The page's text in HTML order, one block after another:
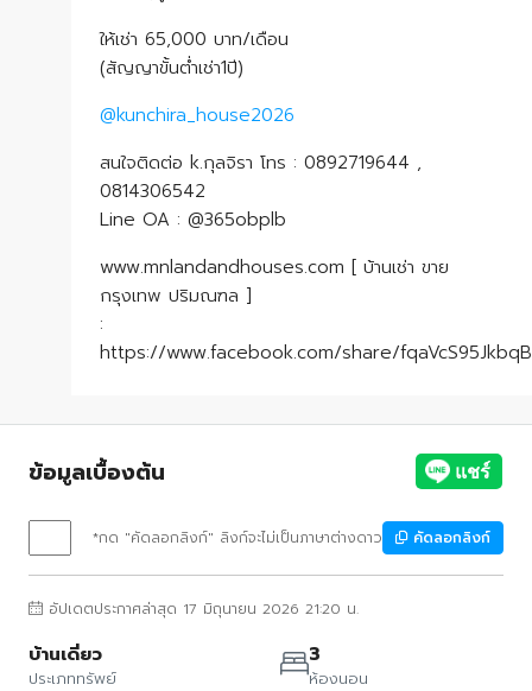
ให้เช่า 65,000 บาท/เดือน
(สัญญาขั้นต่ำเช่า1ปี)
@kunchira_house2026
สนใจติดต่อ k.กุลจิรา โทร : 0892719644 ,
0814306542
Line OA : @365obplb
www.mnlandandhouses.com [ บ้านเช่า ขาย
กรุงเทพ ปริมณฑล ]
:
https://www.facebook.com/share/
ข้อมูลเบื้องต้น
*กด "คัดลอกลิงก์" ลิงก์จะไม่เป็นภาษาต่างดาว คัดลอกลิงก์
อัปเดตประกาศล่าสุด 17 มิถุนายน 2026 21:20 น.
บ้านเดี่ยว
ประเภททรัพย์
3
ห้องนอน